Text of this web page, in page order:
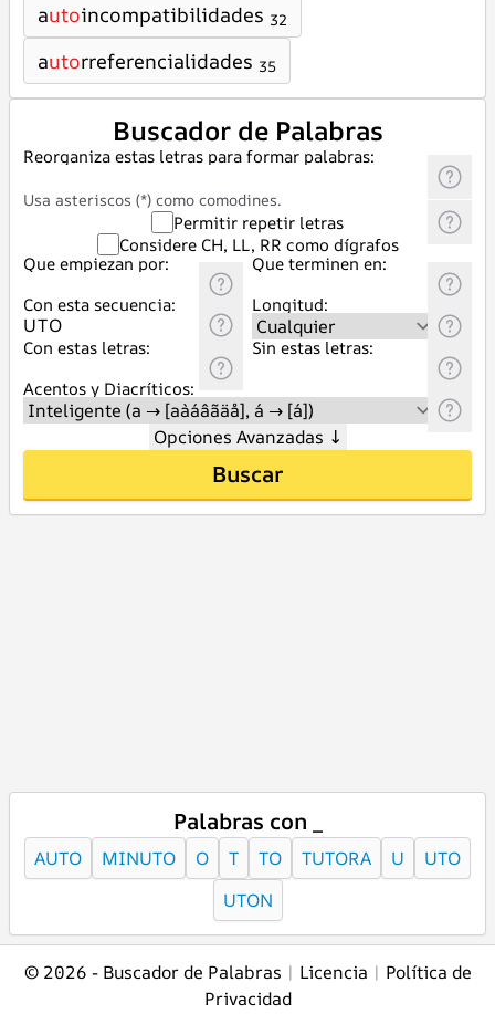
autoincompatibilidades 32
autorreferencialidades 35
Buscador de Palabras
Reorganiza estas letras para formar palabras:
Usa asteriscos (*) como comodines.
Permitir repetir letras
Considere CH, LL, RR como dígrafos
Que empiezan por:
Que terminen en:
Con esta secuencia:
Longitud:
Con estas letras:
Sin estas letras:
Acentos y Diacríticos:
Opciones Avanzadas ↓
Buscar
Palabras con _
AUTO MINUTO O T TO TUTORA U
UTO
UTON
© 2026 - Buscador de Palabras | Licencia | Política de
Privacidad